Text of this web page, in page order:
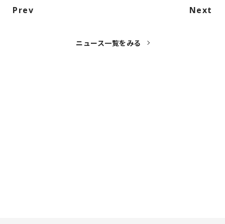
Prev Next
ニュース一覧をみる